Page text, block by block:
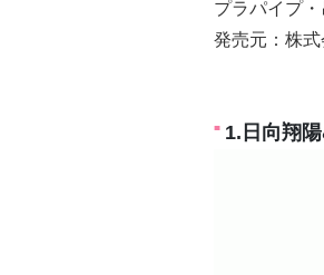
プラパイプ
発売元：株
1.日向翔